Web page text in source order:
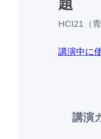
HCI21（青
講演中に
講演